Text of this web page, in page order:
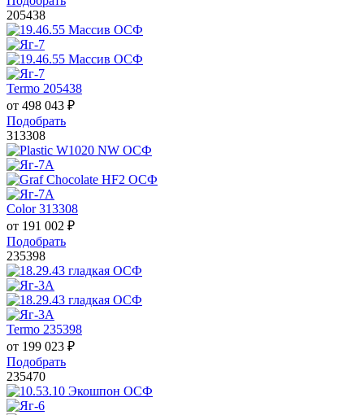
205438
Termo 205438
от 498 043 ₽
Подобрать
313308
Color 313308
от 191 002 ₽
Подобрать
235398
Termo 235398
от 199 023 ₽
Подобрать
235470